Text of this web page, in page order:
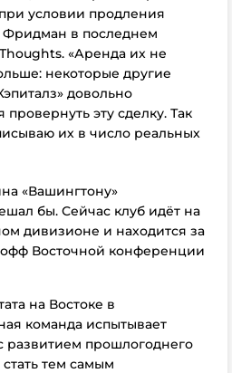
условии продления
Фридман в последнем
. «Аренда их не
некоторые другие
довольно
эту сделку. Так
их в число реальных
«Вашингтону»
бы. Сейчас клуб идёт на
дивизионе и находится за
Восточной конференции
на Востоке в
команда испытывает
развитием прошлогоднего
тем самым